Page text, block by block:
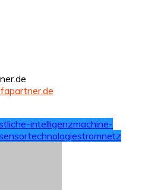
intelligenzmachine-
stromnetz